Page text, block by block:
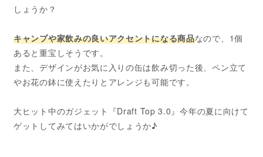
しょうか？
キャンプや家飲みの良いアクセントになる商品なので、1個
あると重宝しそうです。
また、デザインがお気に入りの缶は飲み切った後、ペン立て
やお花の鉢に使えたりとアレンジも可能です。
大ヒット中のガジェット『Draft Top 3.0』今年の夏に向けて
ゲットしてみてはいかがでしょうか♪